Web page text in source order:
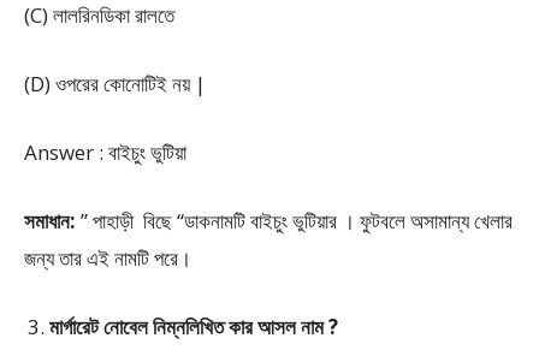
(C) লালরিনডিকা রালতে
(D) ওপরের কোনোটিই নয় |
Answer : বাইচুং ভুটিয়া
সমাধান: ” পাহাড়ী বিছে “ডাকনামটি বাইচুং ভুটিয়ার । ফুটবলে অসামান্য খেলার
জন্য তার এই নামটি পরে।
মার্গারেট নোবেল নিম্নলিখিত কার আসল নাম ?